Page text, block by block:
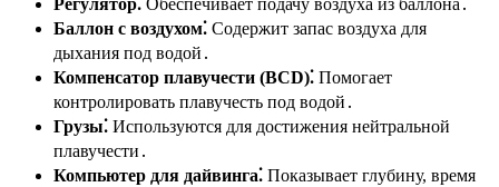
Баллон с воздухом⁚ Содержит запас воздуха для
дыхания под водой․
Компенсатор плавучести (BCD)⁚ Помогает
контролировать плавучесть под водой․
Грузы⁚ Используются для достижения нейтральной
плавучести․
Компьютер для дайвинга⁚ Показывает глубину, время